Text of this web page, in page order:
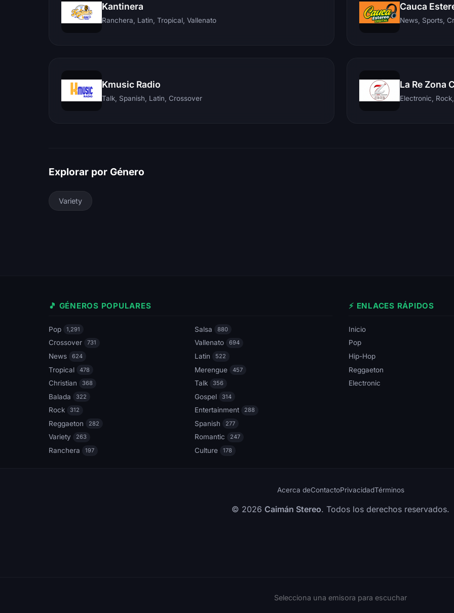
Kantinera
Ranchera, Latin, Tropical, Vallenato
Cauca
News, Sports,
Kmusic Radio
Talk, Spanish, Latin, Crossover
La Re Zona
Explorar por Género
Variety
🎵 GÉNEROS POPULARES
Pop 1,291 Salsa 880
Crossover 731 Vallenato 694
News 624 Latin 522
Tropical 478 Merengue 457
Christian 368 Talk 356
Balada 322 Gospel 314
Rock 312 Entertainment 288
Reggaeton 282 Spanish 277
Variety 263 Romantic 247
Ranchera 197 Culture 178
⚡ ENLACES RÁPIDOS
Inicio
Pop
Hip-Hop
Reggaeton
Electronic
Acerca deContactoPrivacidadTérminos
© 2026 Caimán Stereo. Todos los derechos reservados.
Selecciona una emisora para escuchar